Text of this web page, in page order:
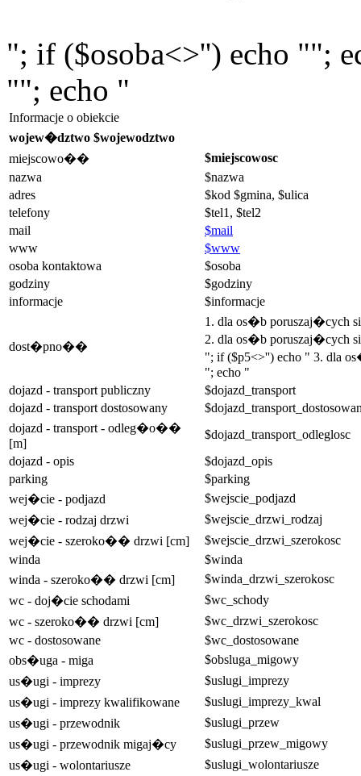
"; if ($osoba<>'') echo "";
""; echo "
Informacje o obiekcie
wojew�dztwo $wojewodztwo
miejscowo��
$miejscowosc
nazwa
$nazwa
adres
$kod $gmina, $ulica
telefony
$tel1, $tel2
mail
$mail
www
$www
osoba kontaktowa
$osoba
godziny
$godziny
informacje
$informacje
dost�pno��
1. dla os�b poruszaj�cych
2. dla os�b poruszaj�cych
"; if ($p5<>'') echo " 3. dla
"; echo "
dojazd - transport publiczny
$dojazd_transport
dojazd - transport dostosowany
dojazd - transport - odleg�o��
[m]
$dojazd_transport_odleglosc
dojazd - opis
$dojazd_opis
parking
$parking
wej�cie - podjazd
$wejscie_podjazd
wej�cie - rodzaj drzwi
$wejscie_drzwi_rodzaj
wej�cie - szeroko�� drzwi [cm]
$wejscie_drzwi_szerokosc
winda
$winda
winda - szeroko�� drzwi [cm]
$winda_drzwi_szerokosc
wc - doj�cie schodami
$wc_schody
wc - szeroko�� drzwi [cm]
$wc_drzwi_szerokosc
wc - dostosowane
$wc_dostosowane
obs�uga - miga
$obsluga_migowy
us�ugi - imprezy
$uslugi_imprezy
us�ugi - imprezy kwalifikowane
$uslugi_imprezy_kwal
us�ugi - przewodnik
$uslugi_przew
us�ugi - przewodnik migaj�cy
$uslugi_przew_migowy
us�ugi - wolontariusze
$uslugi_wolontariusze